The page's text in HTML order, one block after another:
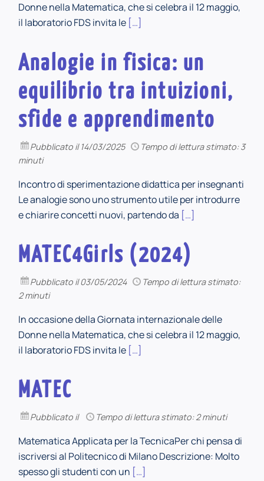
Donne nella Matematica, che si celebra il 12 maggio,
il laboratorio FDS invita le […]
Analogie in fisica: un
equilibrio tra intuizioni,
sfide e apprendimento
Pubblicato il 14/03/2025
Tempo di lettura stimato: 3
minuti
Incontro di sperimentazione didattica per insegnanti
Le analogie sono uno strumento utile per introdurre
e chiarire concetti nuovi, partendo da […]
MATEC4Girls (2024)
Pubblicato il 03/05/2024
Tempo di lettura stimato:
2 minuti
In occasione della Giornata internazionale delle
Donne nella Matematica, che si celebra il 12 maggio,
il laboratorio FDS invita le […]
MATEC
Pubblicato il Tempo di lettura stimato: 2 minuti
Matematica Applicata per la TecnicaPer chi pensa di
iscriversi al Politecnico di Milano Descrizione: Molto
spesso gli studenti con un […]